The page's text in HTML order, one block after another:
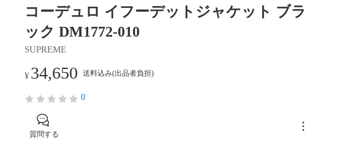
コーデュロ イフーデットジャケット ブラ
ック DM1772-010
SUPREME
¥ 34,650 送料込み(出品者負担)
0
質問する